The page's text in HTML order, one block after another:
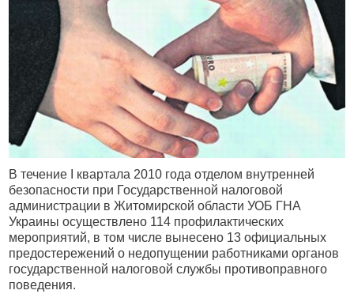
В течение I квартала 2010 года отделом внутренней
безопасности при Государственной налоговой
администрации в Житомирской области УОБ ГНА
Украины осуществлено 114 профилактических
мероприятий, в том числе вынесено 13 официальных
предостережений о недопущении работниками органов
государственной налоговой службы противоправного
поведения.